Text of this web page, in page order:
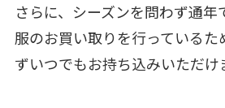
さらに、シーズンを問わず通年
服のお買い取りを行っているた
ずいつでもお持ち込みいただけ